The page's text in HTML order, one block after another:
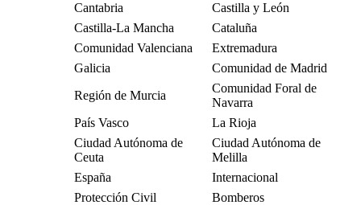
Cantabria
Castilla y León
Castilla-La Mancha
Cataluña
Comunidad Valenciana
Extremadura
Galicia
Comunidad de Madrid
Región de Murcia
Comunidad Foral de
Navarra
País Vasco
La Rioja
Ciudad Autónoma de
Ceuta
Ciudad Autónoma de
Melilla
España
Internacional
Protección Civil
Bomberos